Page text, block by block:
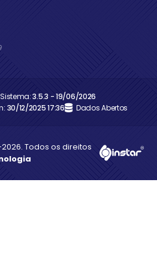
3.5.3 - 19/06/2026
30/12/2025 17:36 Dados Abertos
Todos os direitos